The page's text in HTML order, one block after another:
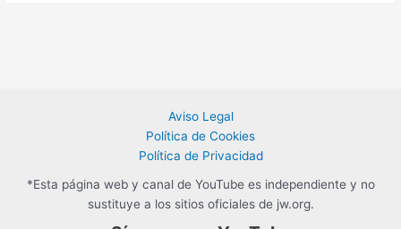
Aviso Legal
Política de Cookies
Política de Privacidad
*Esta página web y canal de YouTube es independiente y no
sustituye a los sitios oficiales de jw.org.